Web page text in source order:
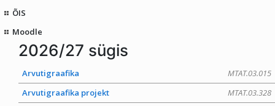
ÕIS
Moodle
2026/27 sügis
MTAT.03.015
Arvutigraafika
MTAT.03.328
Arvutigraafika projekt